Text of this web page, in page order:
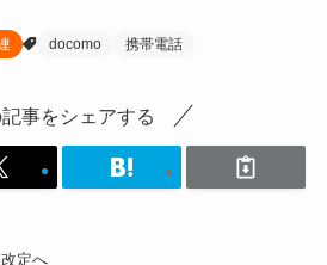
docomo 携帯電話
事をシェアする
定へ